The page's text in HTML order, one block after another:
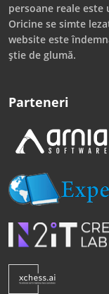
persoane reale
Oricine se simte
website este
știe de glumă.
Parteneri